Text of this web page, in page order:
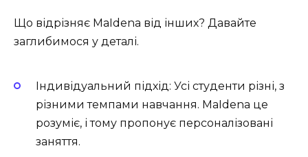
Що відрізняє MaIdena від інших? Давайте
заглибимося у деталі.
Індивідуальний підхід: Усі студенти різні, з
різними темпами навчання. MaIdena це
розуміє, і тому пропонує персоналізовані
заняття.